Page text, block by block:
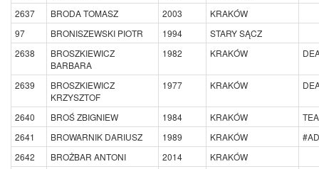
2637
BRODA TOMASZ 2003
KRAKÓW
97
BRONISZEWSKI PIOTR 1994
STARY SĄCZ
2638
BROSZKIEWICZ
BARBARA
1982 KRAKÓW
2639
BROSZKIEWICZ
KRZYSZTOF
1977 KRAKÓW
2640 BROŚ ZBIGNIEW 1984 KRAKÓW
2641
BROWARNIK DARIUSZ 1989 KRAKÓW
2642
BROŻBAR ANTONI 2014
KRAKÓW